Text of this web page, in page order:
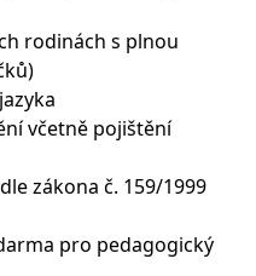
rodinách s plnou
včetně pojištění
zákona č. 159/1999
pro pedagogický